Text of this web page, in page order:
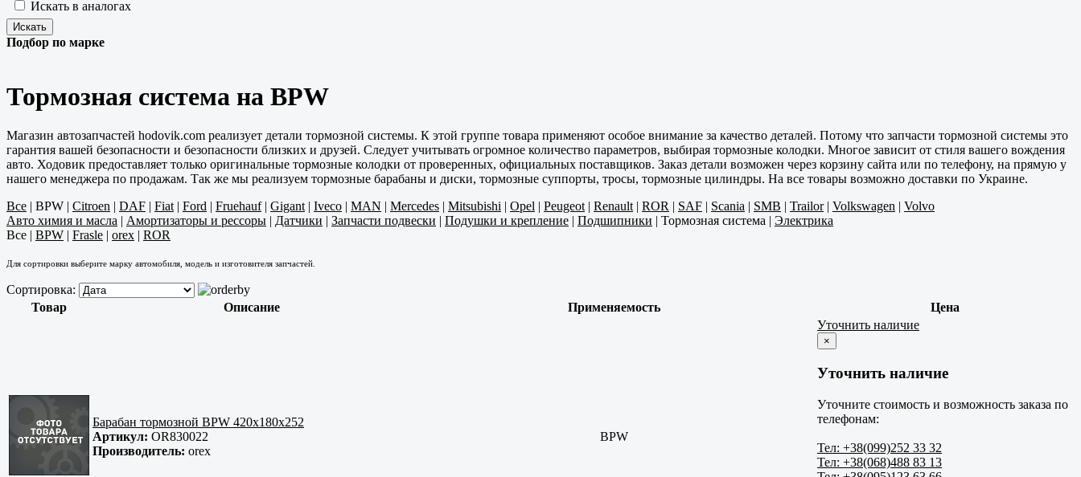
Искать в аналогах
Подбор по марке
Тормозная система на BPW
Магазин автозапчастей hodovik.com реализует детали тормозной системы. К этой группе товара применяют особое внимание за качество деталей. Потому что запчасти тормозной системы это
гарантия вашей безопасности и безопасности близких и друзей. Следует учитывать огромное количество параметров, выбирая тормозные колодки. Многое зависит от стиля вашего вождения
авто. Ходовик предоставляет только оригинальные тормозные колодки от проверенных, официальных поставщиков. Заказ детали возможен через корзину сайта или по телефону, на прямую у
нашего менеджера по продажам. Так же мы реализуем тормозные барабаны и диски, тормозные суппорты, тросы, тормозные цилиндры. На все товары возможно доставки по Украине.
Все | BPW | Citroen | DAF | Fiat | Ford | Fruehauf| Gigant | Iveco | MAN | Mercedes | Mitsubishi | Opel | Peugeot | Renault | ROR | SAF | Scania | SMB | Trailor| Volkswagen | Volvo
Авто химия и масла | Амортизаторы и рессоры | Датчики | Запчасти подвески | Подушки и крепление | Подшипники | Тормозная система | Электрика
Все | BPW | Frasle | orex | ROR
Для сортировки выберите марку автомобиля, модель и изготовителя запчастей.
Сортировка:
Товар
Описание Применяемость Цена
Барабан тормозной BPW 420х180х252
Артикул: OR830022
Производитель: orex
BPW
Уточнить наличие
×
Уточнить наличие
Уточните стоимость и возможность заказа по
телефонам:
Тел: +38(099)252 33 32
Тел: +38(068)488 83 13